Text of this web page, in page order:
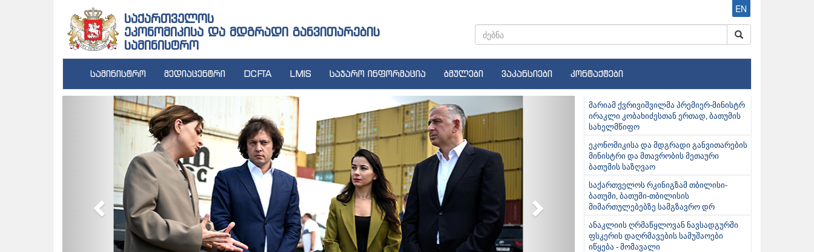
საქართველოს
ეკონომიკისა და მდგრადი განვითარების
სამინისტრო
EN
სამინისტრო მედიაცენტრი DCFTA LMIS საჯარო ინფორმაცია ბმულები ვაკანსიები კონტაქტები
Previous
მარიამ ქვრივიშვილმა პრემიერ-მინისტრ
ირაკლი კობახიძესთან ერთად, ბათუმის
სახელმწიფო
ეკონომიკისა და მდგრადი განვითარების
მინისტრი და მთავრობის მეთაური
ბათუმის საზღვაო
საქართველოს რკინიგზამ თბილისი-
ბათუმი, ბათუმი-თბილისის
მიმართულებებზე სამგზავრო დრ
ანაკლიის ღრმაწყლოვან ნავსადგურში
ფსკერის დაღრმავების სამუშაოები
იწყება - მომავალი